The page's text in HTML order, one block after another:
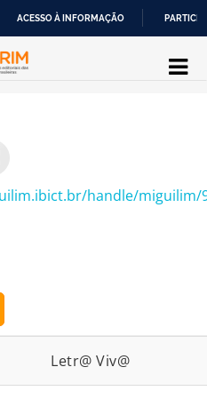
IR
ACESSO À INFORMAÇÃO
handle/miguilim/
Letr@ Viv@